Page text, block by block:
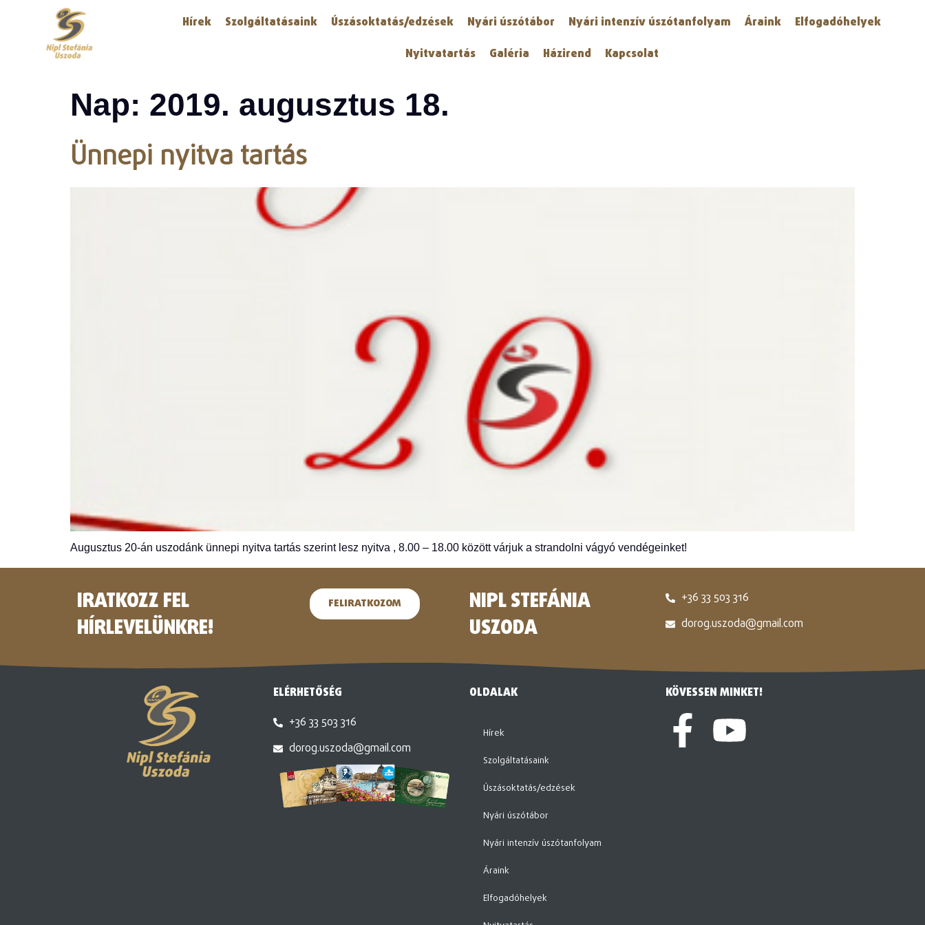
Hírek Szolgáltatásaink Úszásoktatás/edzések Nyári úszótábor Nyári intenzív úszótanfolyam Áraink
Elfogadóhelyek
Nyitvatartás
Galéria Házirend Kapcsolat
Nap: 2019. augusztus 18.
Ünnepi nyitva tartás
Augusztus 20-án uszodánk ünnepi nyitva tartás szerint lesz nyitva , 8.00 – 18.00 között várjuk a strandolni vágyó vendégeinket!
IRATKOZZ FEL
HÍRLEVELÜNKRE!
FELIRATKOZOM
NIPL STEFÁNIA
USZODA
+36 33 503 316
dorog.uszoda@gmail.com
ELÉRHETŐSÉG
+36 33 503 316
dorog.uszoda@gmail.com
OLDALAK
Hírek
Szolgáltatásaink
Úszásoktatás/edzések
Nyári úszótábor
Nyári intenzív úszótanfolyam
Áraink
Elfogadóhelyek
KÖVESSEN MINKET!